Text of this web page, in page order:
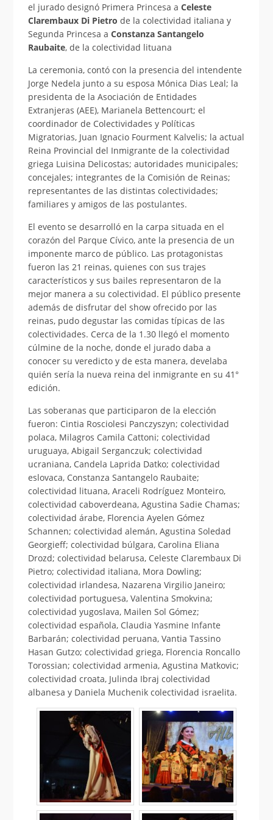
el jurado designó Primera Princesa a Celeste
Clarembaux Di Pietro de la colectividad italiana y
Segunda Princesa a Constanza Santangelo
Raubaite, de la colectividad lituana
La ceremonia, contó con la presencia del intendente
Jorge Nedela junto a su esposa Mónica Dias Leal; la
presidenta de la Asociación de Entidades
Extranjeras (AEE), Marianela Bettencourt; el
coordinador de Colectividades y Políticas
Migratorias, Juan Ignacio Fourment Kalvelis; la actual
Reina Provincial del Inmigrante de la colectividad
griega Luisina Delicostas; autoridades municipales;
concejales; integrantes de la Comisión de Reinas;
representantes de las distintas colectividades;
familiares y amigos de las postulantes.
El evento se desarrolló en la carpa situada en el
corazón del Parque Cívico, ante la presencia de un
imponente marco de público. Las protagonistas
fueron las 21 reinas, quienes con sus trajes
característicos y sus bailes representaron de la
mejor manera a su colectividad. El público presente
además de disfrutar del show ofrecido por las
reinas, pudo degustar las comidas típicas de las
colectividades. Cerca de la 1.30 llegó el momento
cúlmine de la noche, donde el jurado daba a
conocer su veredicto y de esta manera, develaba
quién sería la nueva reina del inmigrante en su 41°
edición.
Las soberanas que participaron de la elección
fueron: Cintia Rosciolesi Panczyszyn; colectividad
polaca, Milagros Camila Cattoni; colectividad
uruguaya, Abigail Serganczuk; colectividad
ucraniana, Candela Laprida Datko; colectividad
eslovaca, Constanza Santangelo Raubaite;
colectividad lituana, Araceli Rodríguez Monteiro,
colectividad caboverdeana, Agustina Sadie Chamas;
colectividad árabe, Florencia Ayelen Gómez
Schannen; colectividad alemán, Agustina Soledad
Georgieff; colectividad búlgara, Carolina Eliana
Drozd; colectividad belarusa, Celeste Clarembaux Di
Pietro; colectividad italiana, Mora Dowling;
colectividad irlandesa, Nazarena Virgilio Janeiro;
colectividad portuguesa, Valentina Smokvina;
colectividad yugoslava, Mailen Sol Gómez;
colectividad española, Claudia Yasmine Infante
Barbarán; colectividad peruana, Vantia Tassino
Hasan Gutzo; colectividad griega, Florencia Roncallo
Torossian; colectividad armenia, Agustina Matkovic;
colectividad croata, Julinda Ibraj colectividad
albanesa y Daniela Muchenik colectividad israelita.